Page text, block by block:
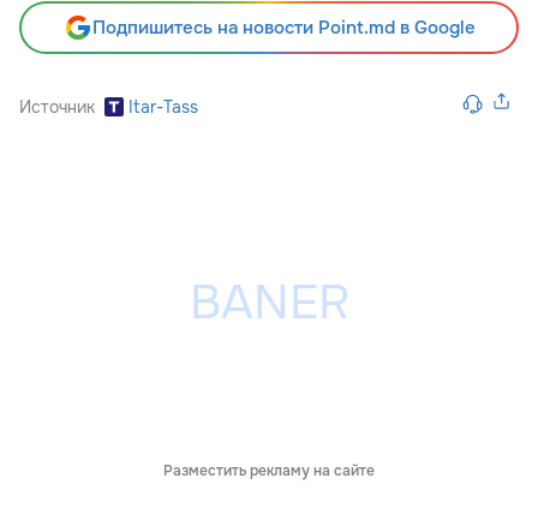
Подпишитесь на новости Point.md в Google
Источник Itar-Tass
Разместить рекламу на сайте